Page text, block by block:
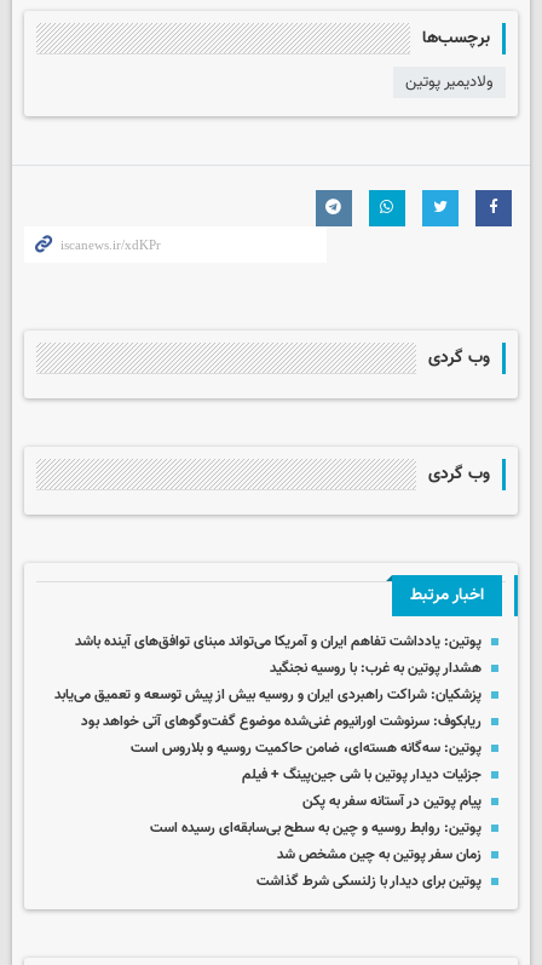
برچسب‌ها
ولادیمیر پوتین
وب گردی
وب گردی
اخبار مرتبط
پوتین: یادداشت تفاهم ایران و آمریکا می‌تواند مبنای توافق‌های آینده باشد
هشدار پوتین به غرب: با روسیه نجنگید
پزشکیان: شراکت راهبردی ایران و روسیه بیش از پیش توسعه و تعمیق می‌یابد
ریابکوف: سرنوشت اورانیوم غنی‌شده موضوع گفت‌وگوهای آتی خواهد بود
پوتین: سه‌گانه هسته‌ای، ضامن حاکمیت روسیه و بلاروس است
جزئیات دیدار پوتین با شی جین‌پینگ + فیلم
پیام پوتین در آستانه سفر به پکن
پوتین: روابط روسیه و چین به سطح بی‌سابقه‌ای رسیده است
زمان سفر پوتین به چین مشخص شد
پوتین برای دیدار با زلنسکی شرط گذاشت